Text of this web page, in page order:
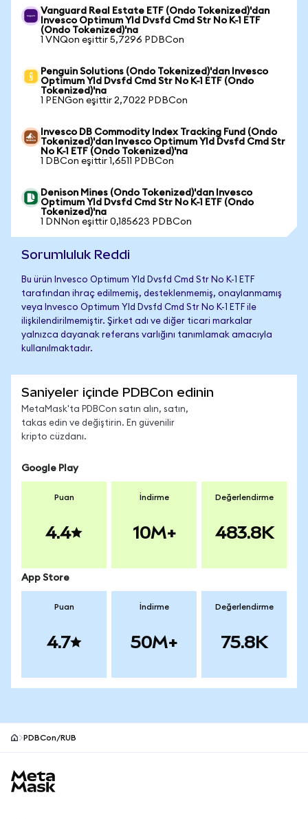
Vanguard Real Estate ETF (Ondo Tokenized)'dan
Invesco Optimum Yld Dvsfd Cmd Str No K-1 ETF
(Ondo Tokenized)'na
1 VNQon eşittir 5,7296 PDBCon
Penguin Solutions (Ondo Tokenized)'dan Invesco
Optimum Yld Dvsfd Cmd Str No K-1 ETF (Ondo
Tokenized)'na
1 PENGon eşittir 2,7022 PDBCon
Invesco DB Commodity Index Tracking Fund (Ondo
Tokenized)'dan Invesco Optimum Yld Dvsfd Cmd Str
No K-1 ETF (Ondo Tokenized)'na
1 DBCon eşittir 1,6511 PDBCon
Denison Mines (Ondo Tokenized)'dan Invesco
Optimum Yld Dvsfd Cmd Str No K-1 ETF (Ondo
Tokenized)'na
1 DNNon eşittir 0,185623 PDBCon
Sorumluluk Reddi
Bu ürün Invesco Optimum Yld Dvsfd Cmd Str No K-1 ETF
tarafından ihraç edilmemiş, desteklenmemiş, onaylanmamış
veya Invesco Optimum Yld Dvsfd Cmd Str No K-1 ETF ile
ilişkilendirilmemiştir. Şirket adı ve diğer ticari markalar
yalnızca dayanak referans varlığını tanımlamak amacıyla
kullanılmaktadır.
Saniyeler içinde PDBCon edinin
MetaMask'ta PDBCon satın alın, satın,
takas edin ve değiştirin. En güvenilir
kripto cüzdanı.
Google Play
Puan
4.4
İndirme
10M+
Değerlendirme
483.8K
App Store
Puan
4.7
İndirme
50M+
Değerlendirme
75.8K
PDBCon/RUB